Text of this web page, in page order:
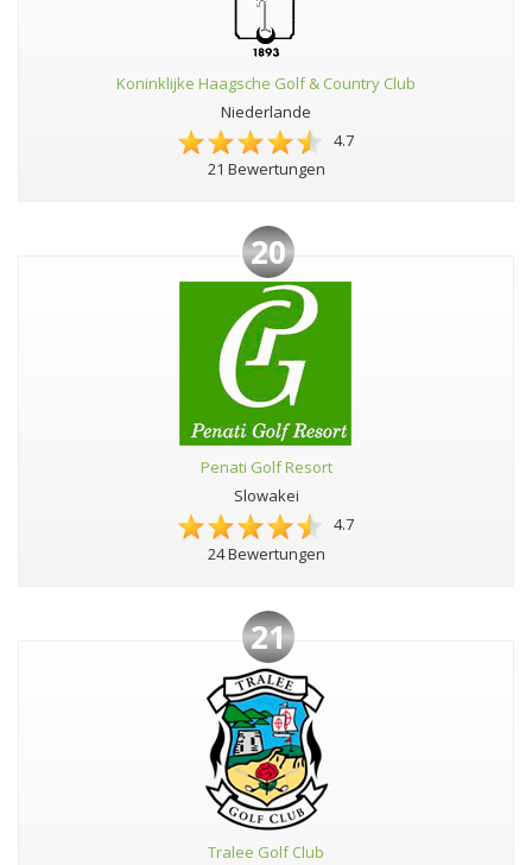
Koninklijke Haagsche Golf & Country Club
Niederlande
4.7
21 Bewertungen
20
Penati Golf Resort
Slowakei
4.7
24 Bewertungen
21
Tralee Golf Club